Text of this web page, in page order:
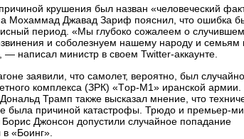
крушения был назван «человеческий
Мохаммад Джавад Зариф пояснил, что ошибка
период. «Мы глубоко сожалеем о
и соболезнуем нашему народу и семьям
— написал министр в своем Twitter-аккаунте.
заявили, что самолет, вероятно, был
комплекса (ЗРК) «Tор-M1» иранской армии.
Трамп также высказал мнение, что
была причиной катастрофы. Трюдо и премьер-
Джонсон допустили случайное попадание
«Боинг».